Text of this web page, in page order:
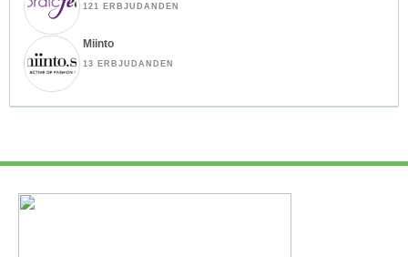
121 ERBJUDANDEN
Miinto
13 ERBJUDANDEN